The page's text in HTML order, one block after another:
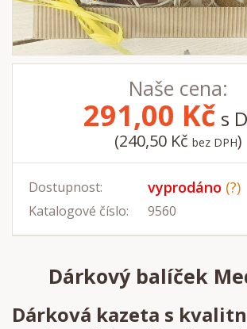
Naše cena:
291,00 Kč s
(240,50 Kč bez DPH)
Dostupnost: vyprodáno (?)
Katalogové číslo: 9560
Dárkový balíček
Dárková kazeta s